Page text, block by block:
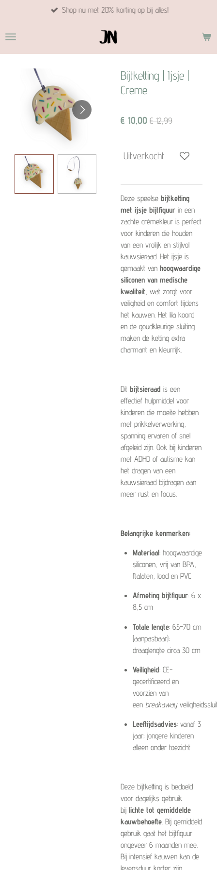
naar
hoofdinhoud
Shop nu met 20% korting op bij alles!
Bijtketting | Ijsje |
Creme
€ 10,00 € 12,99
Uitverkocht
Deze speelse bijtketting
met ijsje bijtfiguur in een
zachte crèmekleur is perfect
voor kinderen die houden
van een vrolijk en stijlvol
kauwsieraad. Het ijsje is
gemaakt van hoogwaardige
siliconen van medische
kwaliteit, wat zorgt voor
veiligheid en comfort tijdens
het kauwen. Het lila koord
en de goudkleurige sluiting
maken de ketting extra
charmant en kleurrijk.
Dit bijtsieraad is een
effectief hulpmiddel voor
kinderen die moeite hebben
met prikkelverwerking,
spanning ervaren of snel
afgeleid zijn. Ook bij kinderen
met ADHD of autisme kan
het dragen van een
kauwsieraad bijdragen aan
meer rust en focus.
Belangrijke kenmerken:
Materiaal: hoogwaardige
siliconen, vrij van BPA,
ftalaten, lood en PVC
Afmeting bijtfiguur: 6 x
8,5 cm
Totale lengte: 65–70 cm
(aanpasbaar);
draaglengte circa 30 cm
Veiligheid: CE-
gecertificeerd en
voorzien van
een breakaway
Leeftijdsadvies: vanaf 3
jaar; jongere kinderen
alleen onder toezicht
Deze bijtketting is bedoeld
voor dagelijks gebruik
bij lichte tot gemiddelde
kauwbehoefte . Bij gemiddeld
gebruik gaat het bijtfiguur
ongeveer 6 maanden mee.
Bij intensief kauwen kan de
levensduur korter zijn.